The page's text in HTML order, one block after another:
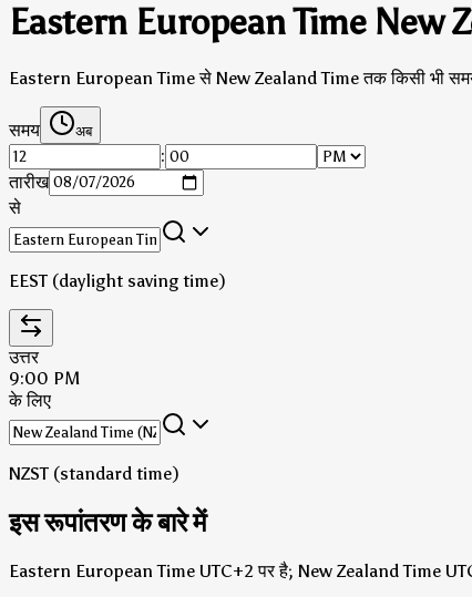
Eastern European Time New
Eastern European Time से New Zealand Time तक किसी भी
समय अब
:
तारीख
से
EEST (daylight saving time)
उत्तर
9:00 PM
के लिए
NZST (standard time)
इस रूपांतरण के बारे में
Eastern European Time UTC+2 पर है; New Zealand Time